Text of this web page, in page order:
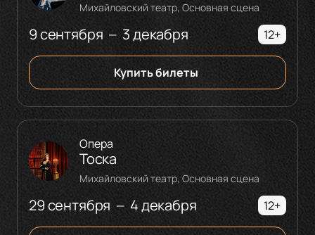
9 сентября — 3 декабря
Михайловский театр, Основная сцена
12+
Купить билеты
29 сентября — 4 декабря
Опера
Тоска
Михайловский театр, Основная сцена
12+